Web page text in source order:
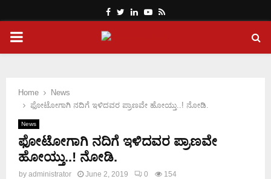
Facebook
Twitter
LinkedinYoutube
Rss
PRIMARY
Home
News
ಫೋಟೋಗಾಗಿ ನದಿಗೆ ಇಳಿದವರ ಪ್ರಾಣವೇ ಹೋಯ್ತು..! ನೋಡಿ.
News
ಫೋಟೋಗಾಗಿ ನದಿಗೆ ಇಳಿದವರ ಪ್ರಾಣವೇ
ಹೋಯ್ತು..! ನೋಡಿ.
by administrator June 2, 2019 0 154